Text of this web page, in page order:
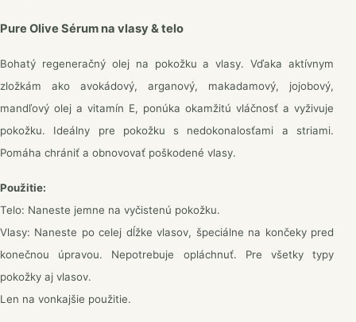
Pure Olive Sérum na vlasy & telo
Bohatý regeneračný olej na pokožku a vlasy. Vďaka aktívnym
zložkám ako avokádový, arganový, makadamový, jojobový,
mandľový olej a vitamín E, ponúka okamžitú vláčnosť a vyživuje
pokožku. Ideálny pre pokožku s nedokonalosťami a striami.
Pomáha chrániť a obnovovať poškodené vlasy.
Použitie:
Telo: Naneste jemne na vyčistenú pokožku.
Vlasy: Naneste po celej dĺžke vlasov, špeciálne na končeky pred
konečnou úpravou. Nepotrebuje opláchnuť. Pre všetky typy
pokožky aj vlasov.
Len na vonkajšie použitie.